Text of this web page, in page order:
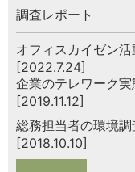
調査レポート
オフィスカイゼン
[2022.7.24]
企業のテレワーク
[2019.11.12]
総務担当者の環境
[2018.10.10]